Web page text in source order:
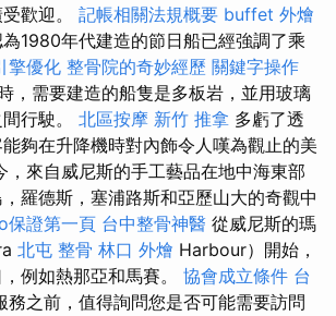
歡迎。 記帳相關法規概要 buffet 外燴
1980年代建造的節日船已經強調了乘
擎優化 整骨院的奇妙經歷 關鍵字操作
，需要建造的船隻是多板岩，並用玻璃
行駛。 北區按摩 新竹 推拿 多虧了透
夠在升降機時對內飾令人嘆為觀止的美
，來自威尼斯的手工藝品在地中海東部
羅德斯，塞浦路斯和亞歷山大的奇觀中
保證第一頁 台中整骨神醫 從威尼斯的瑪
北屯 整骨 林口 外燴 Harbour）開始，
例如熱那亞和馬賽。 協會成立條件 台
務之前，值得詢問您是否可能需要訪問